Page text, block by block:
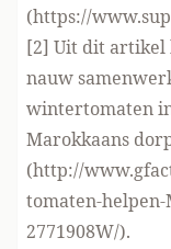
(https://
[2] Uit dit
nauw
wintertomaten
Marokkaans
(http://
tomaten-
2771908W/).